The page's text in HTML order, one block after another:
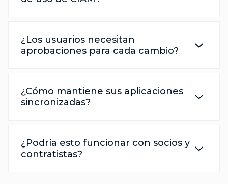
¿Los usuarios necesitan
aprobaciones para cada cambio?
¿Cómo mantiene sus aplicaciones
sincronizadas?
¿Podría esto funcionar con socios y
contratistas?